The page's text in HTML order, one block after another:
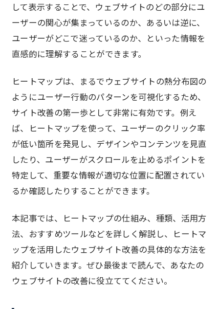
して表示することで、ウェブサイトのどの部分にユ
ーザーの関心が集まっているのか、あるいは逆に、
ユーザーがどこで迷っているのか、といった情報を
直感的に理解することができます。
ヒートマップは、まるでウェブサイトの熱分布図の
ようにユーザー行動のパターンを可視化するため、
サイト改善の第一歩として非常に有効です。例え
ば、ヒートマップを使って、ユーザーのクリック率
が低い箇所を発見し、デザインやコンテンツを見直
したり、ユーザーがスクロールを止めるポイントを
特定して、重要な情報が適切な位置に配置されてい
るか確認したりすることができます。
本記事では、ヒートマップの仕組み、種類、活用方
法、おすすめツールなどを詳しく解説し、ヒートマ
ップを活用したウェブサイト改善の具体的な方法を
紹介していきます。ぜひ最後まで読んで、あなたの
ウェブサイトの改善に役立ててください。